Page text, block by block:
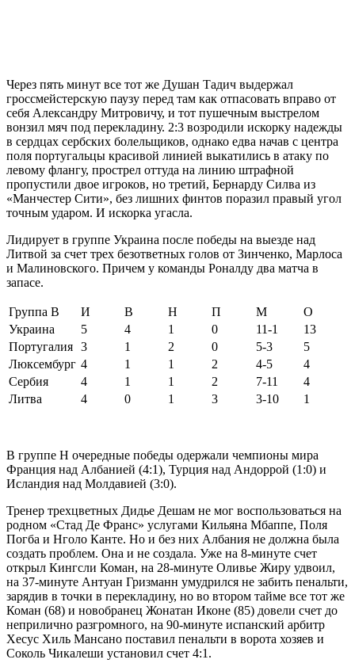
Через пять минут все тот же Душан Тадич выдержал
гроссмейстерскую паузу перед там как отпасовать вправо от
себя Александру Митровичу, и тот пушечным выстрелом
вонзил мяч под перекладину. 2:3 возродили искорку надежды
в сердцах сербских болельщиков, однако едва начав с центра
поля португальцы красивой линией выкатились в атаку по
левому флангу, прострел оттуда на линию штрафной
пропустили двое игроков, но третий, Бернарду Силва из
«Манчестер Сити», без лишних финтов поразил правый угол
точным ударом. И искорка угасла.
Лидирует в группе Украина после победы на выезде над
Литвой за счет трех безответных голов от Зинченко, Марлоса
и Малиновского. Причем у команды Роналду два матча в
запасе.
Группа В И В Н П М
О
Украина
5 4 1 0 11-1
13
Португалия 3 1 2 0 5-3
5
Люксембург 4 1 1 2 4-5
4
Сербия
4 1 1 2 7-11
4
Литва
4 0 1 3 3-10 1
В группе Н очередные победы одержали чемпионы мира
Франция над Албанией (4:1), Турция над Андоррой (1:0) и
Исландия над Молдавией (3:0).
Тренер трехцветных Дидье Дешам не мог воспользоваться на
родном «Стад Де Франс» услугами Кильяна Мбаппе, Поля
Погба и Нголо Канте. Но и без них Албания не должна была
создать проблем. Она и не создала. Уже на 8-минуте счет
открыл Кингсли Коман, на 28-минуте Оливье Жиру удвоил,
на 37-минуте Антуан Гризманн умудрился не забить пенальти,
зарядив в точки в перекладину, но во втором тайме все тот же
Коман (68) и новобранец Жонатан Иконе (85) довели счет до
неприлично разгромного, на 90-минуте испанский арбитр
Хесус Хиль Мансано поставил пенальти в ворота хозяев и
Соколь Чикалеши установил счет 4:1.